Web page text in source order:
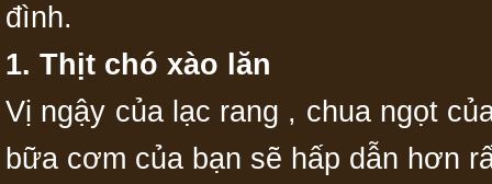
đình.
1. Thịt chó xào lăn
Vị ngậy của lạc rang , chua ngọt
bữa cơm của bạn sẽ hấp dẫn hơn